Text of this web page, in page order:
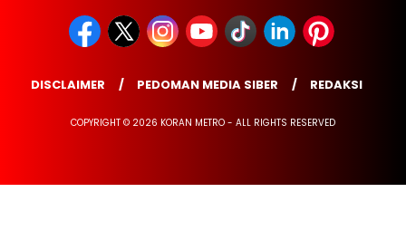
DISCLAIMER PEDOMAN MEDIA SIBER REDAKSI
COPYRIGHT © 2026 KORAN METRO - ALL RIGHTS RESERVED